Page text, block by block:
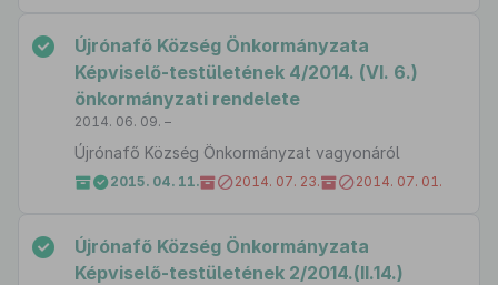
Újrónafő Község Önkormányzata
Képviselő-testületének 4/2014. (VI. 6.)
önkormányzati rendelete
2014. 06. 09. –
Újrónafő Község Önkormányzat vagyonáról
2015. 04. 11. 2014. 07. 23. 2014. 07. 01.
Újrónafő Község Önkormányzata
Képviselő-testületének 2/2014.(II.14.)